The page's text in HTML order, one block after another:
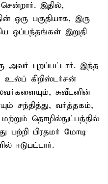
சென்றார். இதில்,
ஒரு பகுதியாக, இரு
ஒப்பந்தங்கள் இறுதி
அவர் புறப்பட்டார். இந்த
உல்ப் கிறிஸ்டர்சன்
சுவீடனின்
சந்தித்து, வர்த்தகம்,
தொழில்நுட்பத்தில்
பற்றி பிரதமர் மோடி
ஈடுபட்டார்.